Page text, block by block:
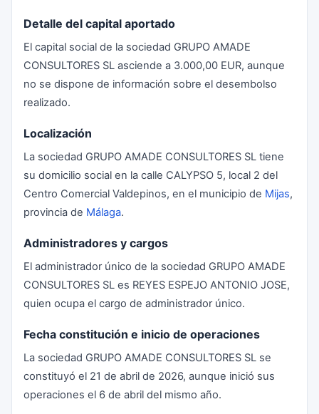
Detalle del capital aportado
El capital social de la sociedad GRUPO AMADE
CONSULTORES SL asciende a 3.000,00 EUR, aunque
no se dispone de información sobre el desembolso
realizado.
Localización
La sociedad GRUPO AMADE CONSULTORES SL tiene
su domicilio social en la calle CALYPSO 5, local 2 del
Centro Comercial Valdepinos, en el municipio de Mijas,
provincia de Málaga.
Administradores y cargos
El administrador único de la sociedad GRUPO AMADE
CONSULTORES SL es REYES ESPEJO ANTONIO JOSE,
quien ocupa el cargo de administrador único.
Fecha constitución e inicio de operaciones
La sociedad GRUPO AMADE CONSULTORES SL se
constituyó el 21 de abril de 2026, aunque inició sus
operaciones el 6 de abril del mismo año.